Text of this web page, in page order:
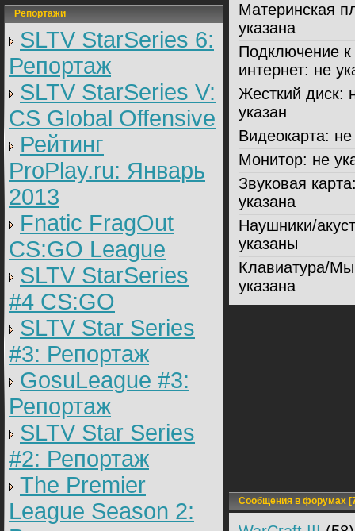
Репортажи
SLTV StarSeries 6:
Репортаж
SLTV StarSeries V:
CS Global Offensive
Рейтинг
ProPlay.ru: Январь
2013
Fnatic FragOut
CS:GO League
SLTV StarSeries
#4 CS:GO
SLTV Star Series
#3: Репортаж
GosuLeague #3:
Репортаж
SLTV Star Series
#2: Репортаж
The Premier
League Season 2:
Материнская
указана
Подключение к
интернет: не
Жесткий диск:
указан
Видеокарта: не
Монитор: не
Звуковая
указана
Наушники/
указаны
Клавиатура/
указана
Сообщения в форумах